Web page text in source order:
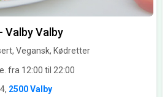
Valby Valby
Vegansk, Kødretter
fra 12:00 til 22:00
2500 Valby